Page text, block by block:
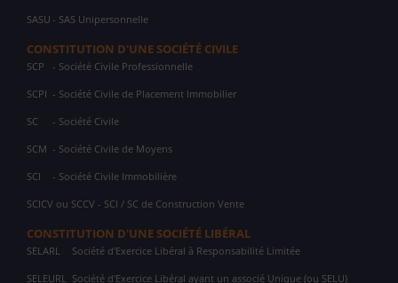
SASU - SAS Unipersonnelle
CONSTITUTION D'UNE SOCIÉTÉ CIVILE
SCP - Société Civile Professionnelle
SCPI - Société Civile de Placement Immobilier
SC - Société Civile
SCM - Société Civile de Moyens
SCI - Société Civile Immobilière
SCICV ou SCCV - SCI / SC de Construction Vente
CONSTITUTION D'UNE SOCIÉTÉ LIBÉRAL
SELARL Société d'Exercice Libéral à Responsabilité Limitée
SELEURL Société d'Exercice Libéral ayant un associé Unique (ou SELU)